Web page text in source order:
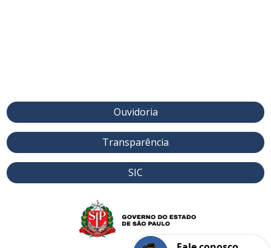
Ouvidoria
Transparência
SIC